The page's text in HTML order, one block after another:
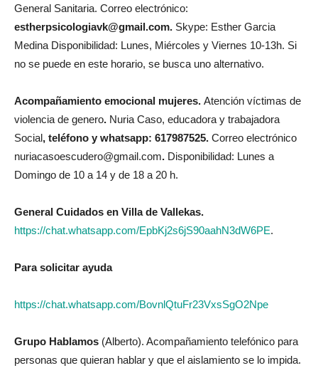
General Sanitaria. Correo electrónico:
estherpsicologiavk@gmail.com. Skype: Esther Garcia
Medina Disponibilidad: Lunes, Miércoles y Viernes 10-13h. Si
no se puede en este horario, se busca uno alternativo.
Acompañamiento emocional mujeres. Atención víctimas de
violencia de genero. Nuria Caso, educadora y trabajadora
Social, teléfono y whatsapp: 617987525. Correo electrónico
nuriacasoescudero@gmail.com. Disponibilidad: Lunes a
Domingo de 10 a 14 y de 18 a 20 h.
General Cuidados en Villa de Vallekas.
https://chat.whatsapp.com/EpbKj2s6jS90aahN3dW6PE.
Para solicitar ayuda
https://chat.whatsapp.com/BovnlQtuFr23VxsSgO2Npe
Grupo Hablamos (Alberto). Acompañamiento telefónico para
personas que quieran hablar y que el aislamiento se lo impida.